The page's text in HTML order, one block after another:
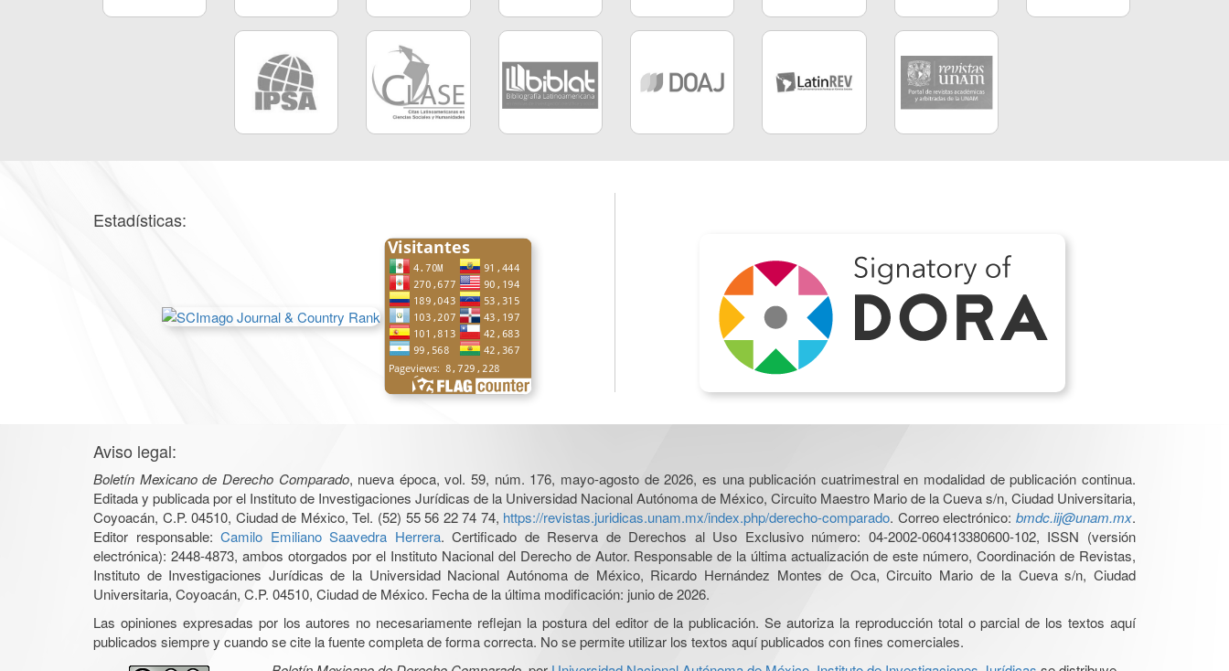
Estadísticas:
Aviso legal:
Boletín Mexicano de Derecho Comparado, nueva época, vol. 59, núm. 176, mayo-agosto de 2026, es una publicación cuatrimestral en modalidad de publicación continua.
Editada y publicada por el Instituto de Investigaciones Jurídicas de la Universidad Nacional Autónoma de México, Circuito Maestro Mario de la Cueva s/n, Ciudad Universitaria,
Coyoacán, C.P. 04510, Ciudad de México, Tel. (52) 55 56 22 74 74, https://revistas.juridicas.unam.mx/index.php/derecho-comparado. Correo electrónico: bmdc.iij@unam.mx.
Editor responsable:Camilo Emiliano Saavedra Herrera. Certificado de Reserva de Derechos al Uso Exclusivo número: 04-2002-060413380600-102, ISSN (versión
electrónica): 2448-4873, ambos otorgados por el Instituto Nacional del Derecho de Autor. Responsable de la última actualización de este número, Coordinación de Revistas,
Instituto de Investigaciones Jurídicas de la Universidad Nacional Autónoma de México, Ricardo Hernández Montes de Oca, Circuito Mario de la Cueva s/n, Ciudad
Universitaria, Coyoacán, C.P. 04510, Ciudad de México. Fecha de la última modificación: junio de 2026.
Las opiniones expresadas por los autores no necesariamente reflejan la postura del editor de la publicación. Se autoriza la reproducción total o parcial de los textos aquí
publicados siempre y cuando se cite la fuente completa de forma correcta. No se permite utilizar los textos aquí publicados con fines comerciales.